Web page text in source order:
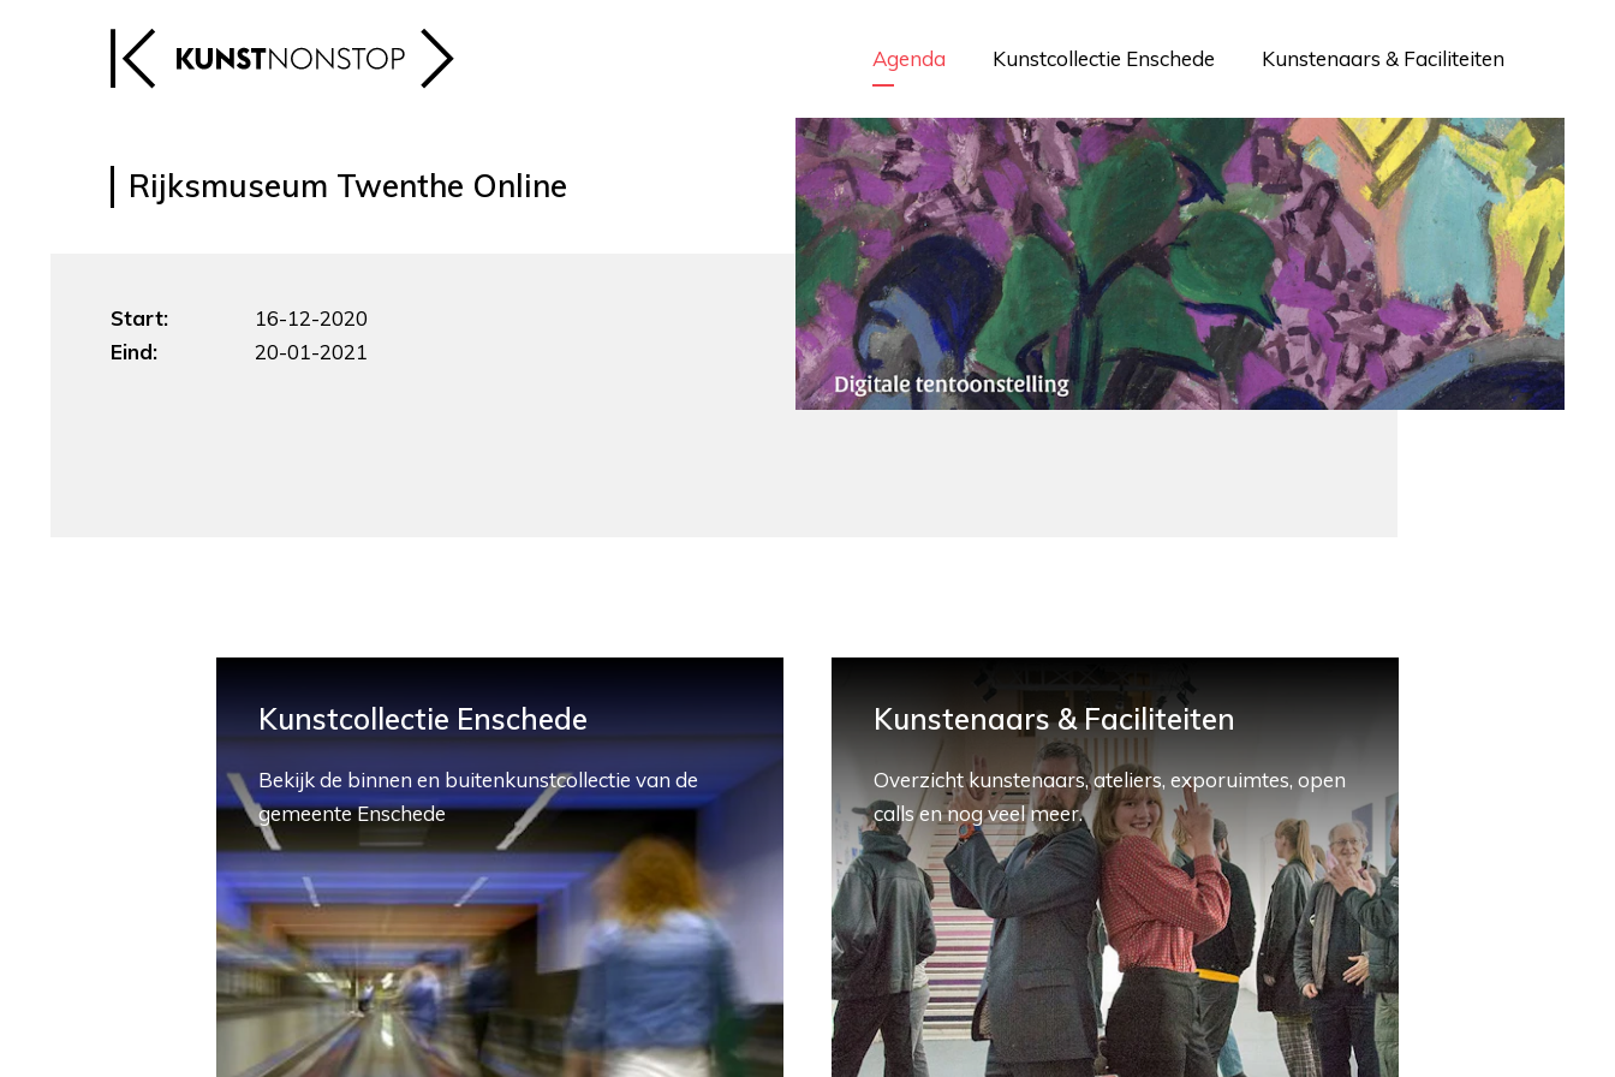
Agenda Kunstcollectie Enschede Kunstenaars & Faciliteiten
Rijksmuseum Twenthe Online
Start:
16-12-2020
Eind:
20-01-2021
Kunstcollectie Enschede
Bekijk de binnen en buitenkunstcollectie van de
gemeente Enschede
Kunstenaars & Faciliteiten
Overzicht kunstenaars, ateliers, exporuimtes, open
calls en nog veel meer.